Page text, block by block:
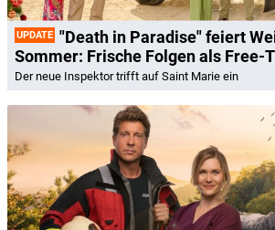
UPDATE "Death in Paradise" feiert
Sommer: Frische Folgen als Free-
Der neue Inspektor trifft auf Saint Marie ein